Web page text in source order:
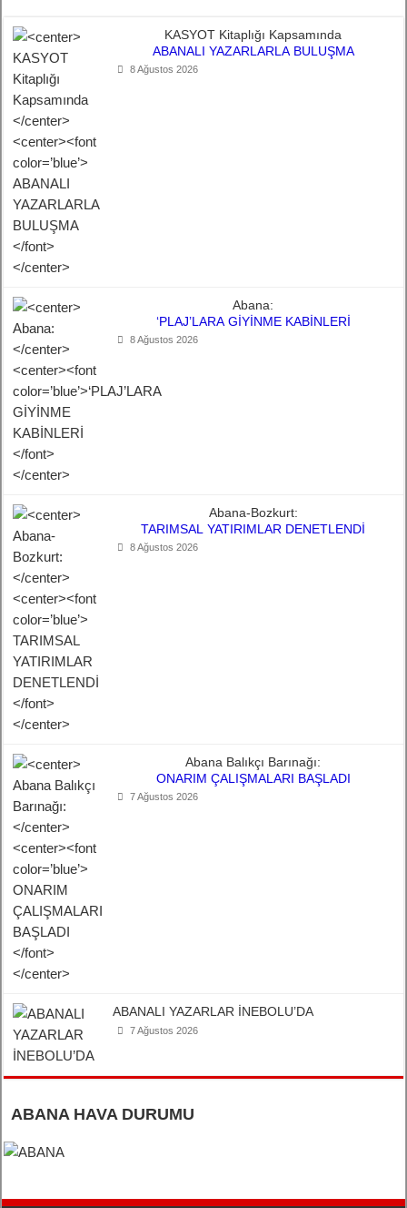
KASYOT Kitaplığı Kapsamında
ABANALI YAZARLARLA BULUŞMA
8 Ağustos 2026
Abana:
‘PLAJ’LARA GİYİNME KABİNLERİ
8 Ağustos 2026
Abana-Bozkurt:
TARIMSAL YATIRIMLAR DENETLENDİ
8 Ağustos 2026
Abana Balıkçı Barınağı:
ONARIM ÇALIŞMALARI BAŞLADI
7 Ağustos 2026
ABANALI YAZARLAR İNEBOLU’DA
7 Ağustos 2026
ABANA HAVA DURUMU